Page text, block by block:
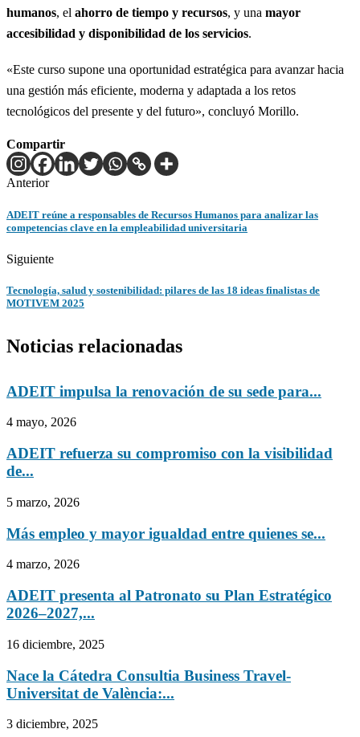
humanos, el ahorro de tiempo y recursos, y una mayor
accesibilidad y disponibilidad de los servicios.
«Este curso supone una oportunidad estratégica para avanzar hacia
una gestión más eficiente, moderna y adaptada a los retos
tecnológicos del presente y del futuro», concluyó Morillo.
Compartir
Anterior
ADEIT reúne a responsables de Recursos Humanos para analizar las
competencias clave en la empleabilidad universitaria
Siguiente
Tecnología, salud y sostenibilidad: pilares de las 18 ideas finalistas de
MOTIVEM 2025
Noticias relacionadas
ADEIT impulsa la renovación de su sede para...
4 mayo, 2026
ADEIT refuerza su compromiso con la visibilidad
de...
5 marzo, 2026
Más empleo y mayor igualdad entre quienes se...
4 marzo, 2026
ADEIT presenta al Patronato su Plan Estratégico
2026–2027,...
16 diciembre, 2025
Nace la Cátedra Consultia Business Travel-
Universitat de València:...
3 diciembre, 2025